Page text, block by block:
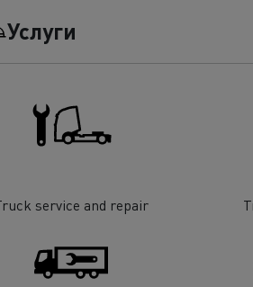
Услуги
service and repair